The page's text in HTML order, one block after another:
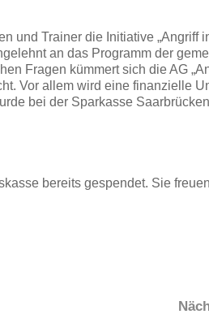
und Trainer die Initiative „Angriff
an das Programm der
Fragen kümmert sich die AG
Vor allem wird eine finanzielle
bei der Sparkasse
bereits gespendet. Sie